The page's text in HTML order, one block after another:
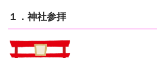
１．神社参拝